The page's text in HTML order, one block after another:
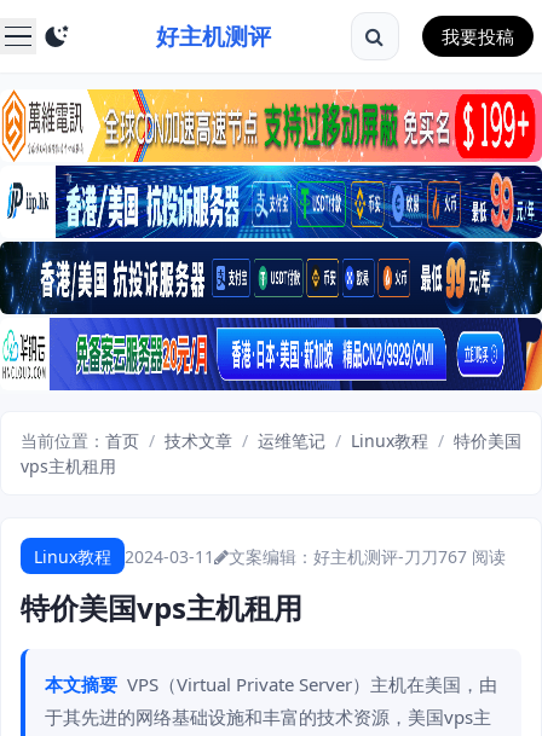
好主机测评 我要投稿
当前位置： 首页 / 技术文章 / 运维笔记 / Linux教程 / 特价美国
vps主机租用
Linux教程 2024-03-11 文案编辑：好主机测评-刀刀767 阅读
特价美国vps主机租用
本文摘要 VPS（Virtual Private Server）主机在美国，由
于其先进的网络基础设施和丰富的技术资源，美国vps主